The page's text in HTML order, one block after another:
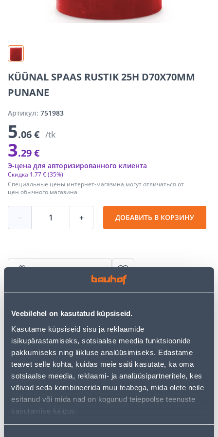
Veebilehel on kasutatud küpsiseid.
Kasutame küpsiseid sisu ja reklaamide
isikupärastamiseks, sotsiaalse meedia funktsioonide
pakkumiseks ning liikluse analüüsimiseks. Edastame
teavet selle kohta, kuidas meie saiti kasutate, ka oma
sotsiaalse meedia, reklaami- ja analüüsipartneritele, kes
võivad seda kombineerida muu teabega, mida olete neile
esitanud või mida nad on kogunud teiepoolse teenuste
kasutamise käigus.
KÜÜNAL SPAAS RUSTIK 25H D70X70MM
PUNANE
Артикул: 751983
5.06 € /tk
3.29 €
Специальные цены интернет-магазина могут отличаться от
цен обычного магазина
Скидка 1.77 €(35%)
Э-цена для авторизированного клиента
− + ДОБАВИТЬ В КОРЗИНУ
Посмотреть наличие
kergelt kriibitud pinnaga ja mustrilt varieeruv.
• 14-päevane tagastusõigus.
Предполагаемая доставка 3,69 € от 2-5 tööpäeva
Посылочный автомат от 2,29 € с 2-5 tööpäeva
Забрать в магазине, с 07.08.2026